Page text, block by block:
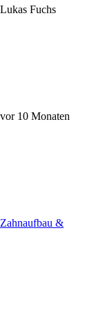
Lukas Fuchs
vor 10 Monaten
Zahnaufbau &